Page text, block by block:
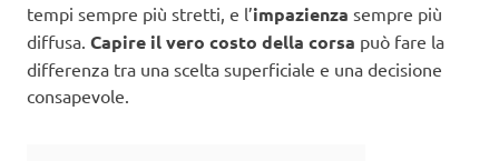
tempi sempre più stretti, e l’impazienza sempre più
diffusa. Capire il vero costo della corsa può fare la
differenza tra una scelta superficiale e una decisione
consapevole.